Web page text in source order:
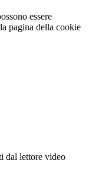
essere
pagina della cookie
dal lettore video